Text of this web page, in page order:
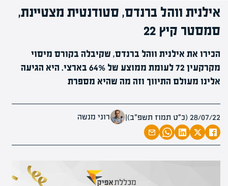
אילנית ווהל ברנדס, סטודנטית מצטיינת,
סמסטר קיץ 22
הכירו את אילנית ווהל ברנדס, שקיבלה בקורס מיסוי
מקרקעין 72 לעומת ממוצע של 64% בארצי. היא הגיעה
אלינו מעולם התיווך וזה מה שהיא מספרת
28/07/22 (כ״ט תמוז תשפ״ב) | רוני מנשה